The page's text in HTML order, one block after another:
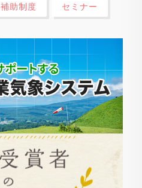
補助制度 セミナー